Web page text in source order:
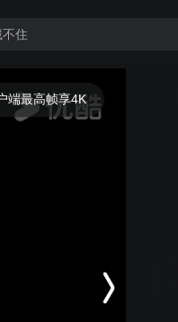
端最高帧享4K